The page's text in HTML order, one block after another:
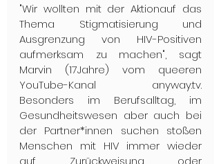
"Wir wollten mit der Aktionauf das
Thema Stigmatisierung und
Ausgrenzung von HIV-Positiven
aufmerksam zu machen", sagt
Marvin (17Jahre) vom queeren
YouTube-Kanal anyway.tv.
Besonders im Berufsalltag, im
Gesundheitswesen aber auch bei
der Partner*innen suchen stoßen
Menschen mit HIV immer wieder
auf Zurückweisung oder